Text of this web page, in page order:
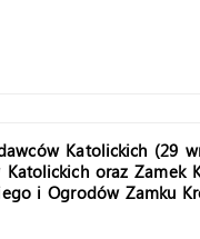
Katolickich (29
oraz Zamek
i Ogrodów Zamku